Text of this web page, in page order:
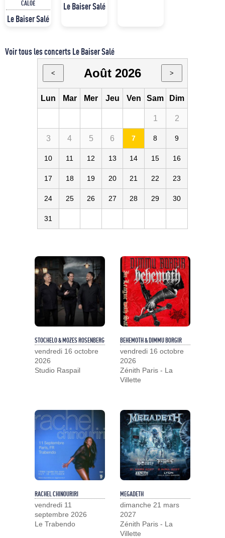
CALOÉ
Le Baiser Salé
Le Baiser Salé
Voir tous les concerts Le Baiser Salé
< Août 2026 >
Lun Mar Mer Jeu Ven Sam Dim
1 2
3 4 5 6 7 8 9
10 11 12 13 14 15 16
17 18 19 20 21 22 23
24 25 26 27 28 29 30
31
STOCHELO & MOZES ROSENBERG
vendredi 16 octobre
2026
Studio Raspail
BEHEMOTH & DIMMU BORGIR
vendredi 16 octobre
2026
Zénith Paris - La
Villette
RACHEL CHINOURIRI
vendredi 11
septembre 2026
Le Trabendo
MEGADETH
dimanche 21 mars
2027
Zénith Paris - La
Villette